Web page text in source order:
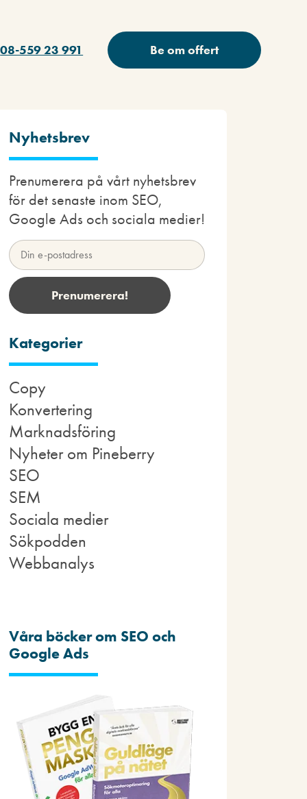
08-559 23 991 Be om offert
Nyhetsbrev
Prenumerera på vårt nyhetsbrev
för det senaste inom SEO,
Google Ads och sociala medier!
Kategorier
Copy
Konvertering
Marknadsföring
Nyheter om Pineberry
SEO
SEM
Sociala medier
Sökpodden
Webbanalys
Våra böcker om SEO och
Google Ads